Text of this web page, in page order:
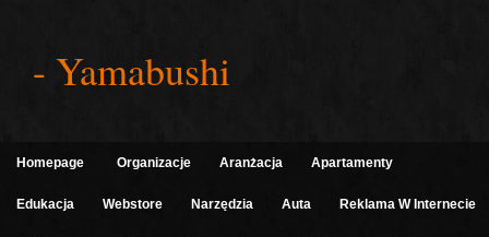
- Yamabushi
Homepage Organizacje Aranżacja Apartamenty
Edukacja Webstore Narzędzia Auta Reklama W Internecie